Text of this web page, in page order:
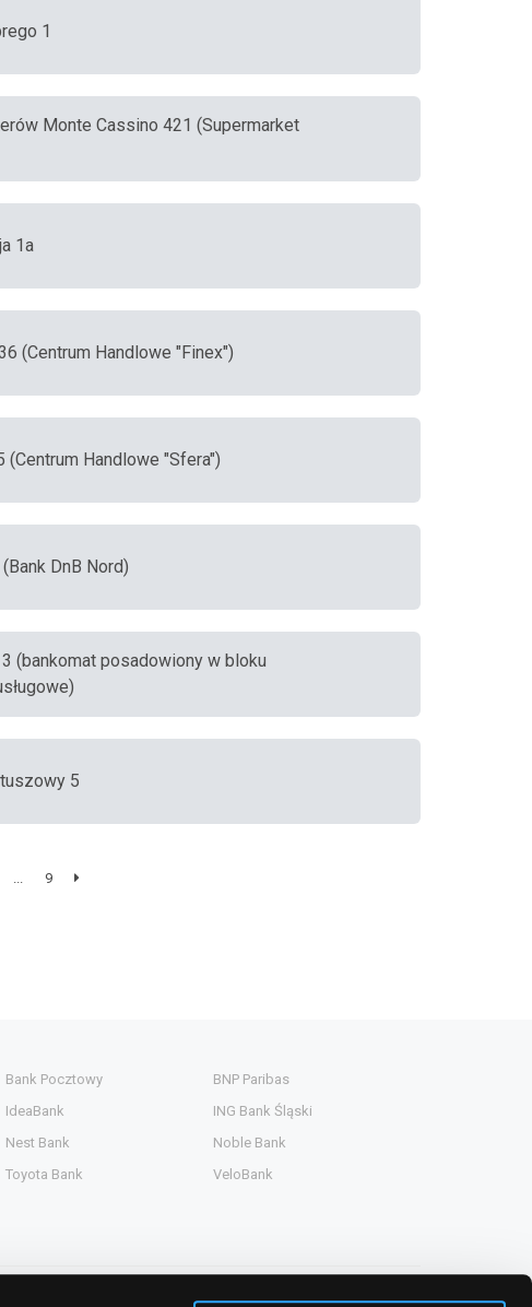
1
Monte Cassino 421 (Supermarket
1a
(Centrum Handlowe "Finex")
(Centrum Handlowe "Sfera")
DnB Nord)
(bankomat posadowiony w bloku
5
... 9
Bank Pocztowy
BNP Paribas
IdeaBank
ING Bank Śląski
Nest Bank
Noble Bank
Toyota Bank
VeloBank